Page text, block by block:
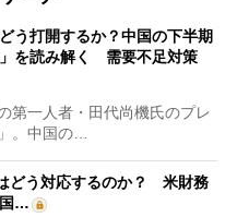
う打開するか？中国の下半期
を読み解く 需要不足対策
第一人者・田代尚機氏のプレ
。中国の…
どう対応するのか？ 米財務
国…